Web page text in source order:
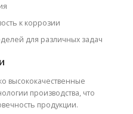
к коррозии
для различных задач
высококачественные
производства, что
продукции.